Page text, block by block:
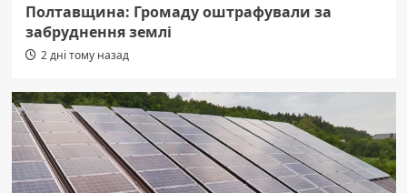
Полтавщина: Громаду оштрафували за
забруднення землі
2 дні тому назад